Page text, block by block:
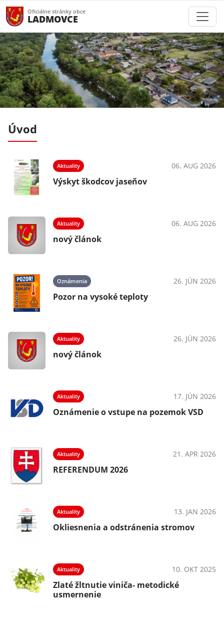
Oficiálne stránky obce
LADMOVCE
Úvod
Aktuality 06. AUG 2026
Výskyt škodcov jaseňov
Aktuality 06. AUG 2026
nový článok
Oznámenia 26. JÚN 2026
Pozor na vysoké teploty
Aktuality 26. JÚN 2026
nový článok
Aktuality 17. JÚN 2026
Oznámenie o vstupe na pozemok VSD
Aktuality 21. APR 2026
REFERENDUM 2026
Aktuality 13. JAN 2026
Okliesnenia a odstránenia stromov
Aktuality 10. OKT 2025
Zlaté žltnutie viniča- metodické
usmernenie